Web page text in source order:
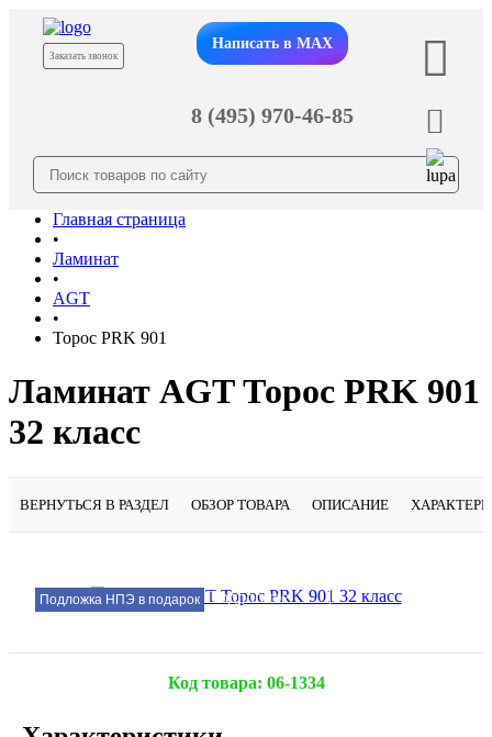
Заказать звонок
Написать в MAX
8 (495) 970-46-85
Главная страница
•
Ламинат
•
AGT
•
Торос PRK 901
Ламинат AGT Торос PRK 901
32 класс
ВЕРНУТЬСЯ В РАЗДЕЛ ОБЗОР ТОВАРА ОПИСАНИЕ
Подложка НПЭ в подарок Подробнее
Код товара: 06-1334